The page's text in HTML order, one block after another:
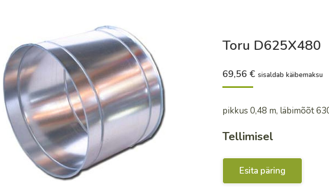
Toru D625X480
69,56€ sisaldab käibemaksu
pikkus 0,48 m, läbimõõt
Tellimisel
Esita päring